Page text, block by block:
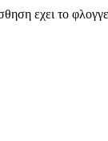
εχει το